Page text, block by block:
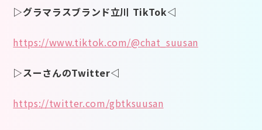
▷グラマラスブランド立川 TikTok◁
https://www.tiktok.com/@chat_suusan
▷スーさんのTwitter◁
https://twitter.com/gbtksuusan